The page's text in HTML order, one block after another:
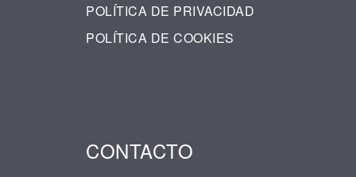
POLÍTICA DE PRIVACIDAD
POLÍTICA DE COOKIES
CONTACTO